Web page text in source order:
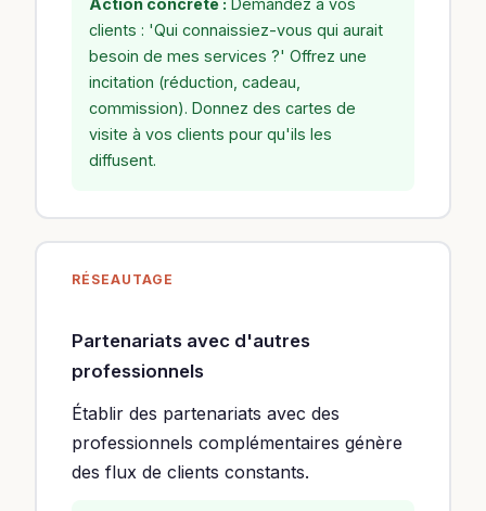
Action concrète : Demandez à vos
clients : 'Qui connaissiez-vous qui aurait
besoin de mes services ?' Offrez une
incitation (réduction, cadeau,
commission). Donnez des cartes de
visite à vos clients pour qu'ils les
diffusent.
RÉSEAUTAGE
Partenariats avec d'autres
professionnels
Établir des partenariats avec des
professionnels complémentaires génère
des flux de clients constants.